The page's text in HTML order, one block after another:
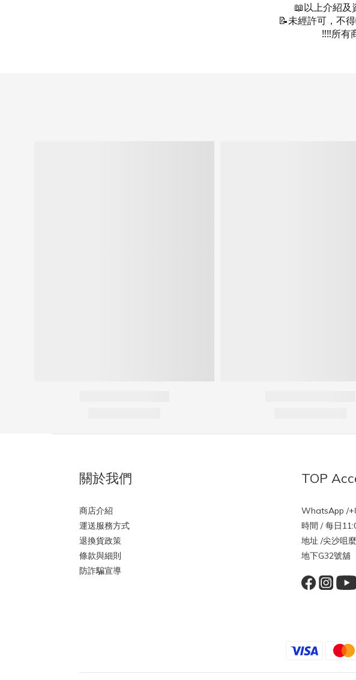
📖以上介紹及
📝未經許可，不
‼️‼️所有
關於我們
商店介紹
運送服務方式
退換貨政策
條款與細則
防詐騙宣導
TOP
WhatsApp /
時間 / 每日
地址 /尖沙咀
地下G32號舖